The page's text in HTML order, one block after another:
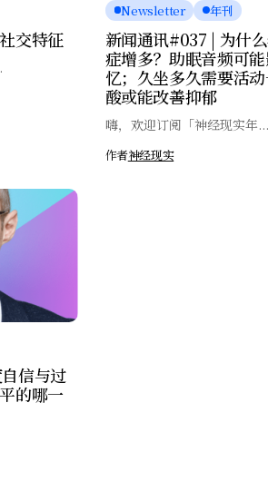
交特征
Newsletter 年刊
新闻通讯#037 | 为什
症增多？助眠音频可
忆；久坐多久需要活
酸或能改善抑郁
嗨，欢迎订阅「神经现实年...
作者神经现实
信与过
的哪一